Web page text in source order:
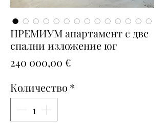
ПРЕМИУМ апартамент с две
спални изложение юг
240 000,00 €
Количество *